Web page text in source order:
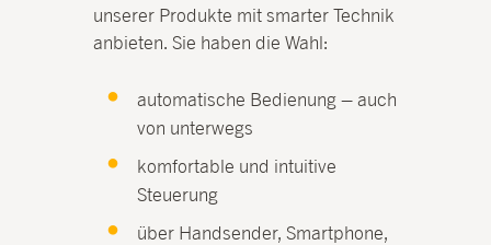
unserer Produkte mit smarter Technik
anbieten. Sie haben die Wahl:
automatische Bedienung – auch
von unterwegs
komfortable und intuitive
Steuerung
über Handsender, Smartphone,